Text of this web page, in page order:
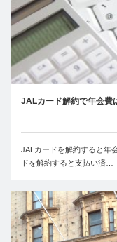
JALカード解約で年会費
JALカードを解約すると年
ドを解約すると支払い済…